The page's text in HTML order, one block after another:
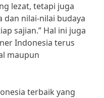
lezat, tetapi juga
dan nilai-nilai budaya
sajian.” Hal ini juga
Indonesia terus
maupun
terbaik yang